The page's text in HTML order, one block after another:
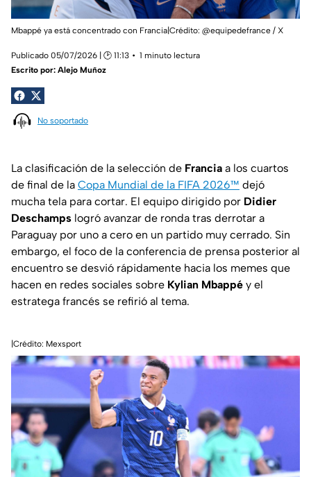
Mbappé ya está concentrado con Francia|Crédito: @equipedefrance / X
Publicado 05/07/2026 | 🕑 11:13
1 minuto lectura
Escrito por: Alejo Muñoz
No soportado
La clasificación de la selección de Francia a los cuartos
de final de la Copa Mundial de la FIFA 2026™ dejó
mucha tela para cortar. El equipo dirigido por Didier
Deschamps logró avanzar de ronda tras derrotar a
Paraguay por uno a cero en un partido muy cerrado. Sin
embargo, el foco de la conferencia de prensa posterior al
encuentro se desvió rápidamente hacia los memes que
hacen en redes sociales sobre Kylian Mbappé y el
estratega francés se refirió al tema.
|Crédito: Mexsport